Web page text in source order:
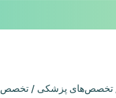
تخصص‌های پزشکی / تخصص